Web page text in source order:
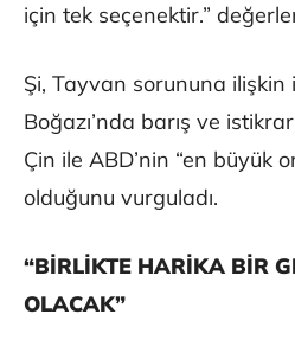
için tek seçenektir.”
Şi, Tayvan sorununa ilişkin
Boğazı’nda barış ve
Çin ile ABD’nin “en büyük
olduğunu vurguladı.
“BİRLİKTE HARİKA BİR
OLACAK”